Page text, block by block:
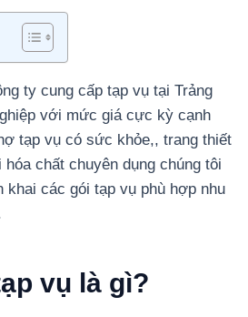
ty cung cấp tạp vụ tại Trảng
với mức giá cực kỳ cạnh
tạp vụ có sức khỏe,, trang thiết
chất chuyên dụng chúng tôi
khai các gói tạp vụ phù hợp nhu
vụ là gì?